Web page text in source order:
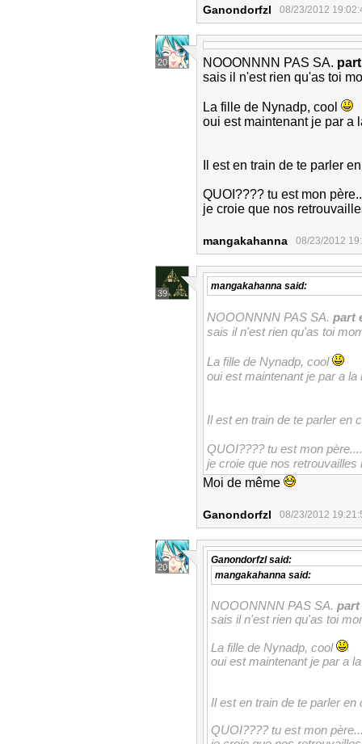
Ganondorfzl 08/23/2012
20 NOOONNNN PAS SA.
sais il n'est rien qu'as toi
La fille de Nynadp, cool
oui est maintenant je par a
Il est en train de te parler
QUOI???? tu est mon
je croie que nos
mangakahanna 08/23/2012
39
mangakahanna said:
NOOONNNN PAS SA. part
sais il n'est rien qu'as toi
La fille de Nynadp, cool
oui est maintenant je par a
Il est en train de te parler en
QUOI???? tu est mon
je croie que nos
Moi de même
Ganondorfzl 08/23/2012
20
Ganondorfzlsaid:
mangakahanna said:
NOOONNNN PAS SA. part
sais il n'est rien qu'as toi
La fille de Nynadp, cool
oui est maintenant je par a
Il est en train de te parler
QUOI???? tu est mon